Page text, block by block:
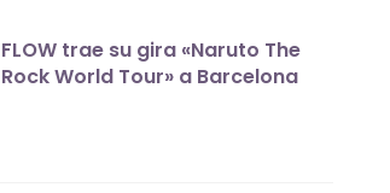
FLOW trae su gira «Naruto The
Rock World Tour» a Barcelona